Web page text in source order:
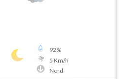
92%
5 Km/h
Nord